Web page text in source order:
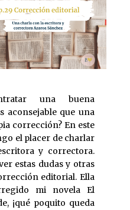
una buena
aconsejable que una
corrección? En este
el placer de charlar
y correctora.
estas dudas y otras
editorial. Ella
mi novela El
¡qué poquito queda